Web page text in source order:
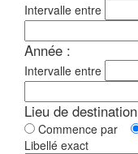
Intervalle entre
Année :
Intervalle entre
Lieu de
Commence par
Libellé exact